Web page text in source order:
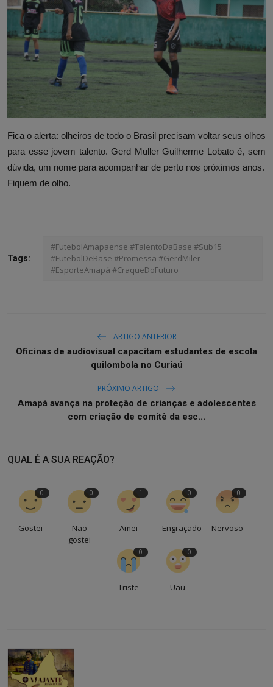
Fica o alerta: olheiros de todo o Brasil precisam voltar seus olhos
para esse jovem talento. Gerd Muller Guilherme Lobato é, sem
dúvida, um nome para acompanhar de perto nos próximos anos.
Fiquem de olho.
Tags:
#FutebolAmapaense #TalentoDaBase #Sub15
#FutebolDeBase #Promessa #GerdMiler
#EsporteAmapá #CraqueDoFuturo
ARTIGO ANTERIOR
Oficinas de audiovisual capacitam estudantes de escola
quilombola no Curiaú
PRÓXIMO ARTIGO
Amapá avança na proteção de crianças e adolescentes
com criação de comitê da esc...
QUAL É A SUA REAÇÃO?
0
Gostei
0
Não
gostei
1
Amei
0
Engraçado
0
Nervoso
0
Triste
0
Uau